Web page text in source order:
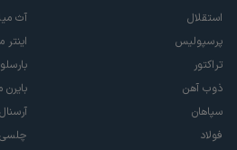
استقلال
پرسپولیس
تراکتور
ذوب آهن
سپاهان
فولاد
آث
اینتر
بایرن
آرسنال
چلسی